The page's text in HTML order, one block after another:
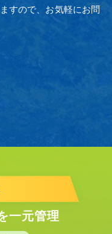
すので、お気軽にお問
一元管理